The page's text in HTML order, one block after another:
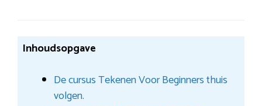
Inhoudsopgave
De cursus Tekenen Voor Beginners thuis
volgen.